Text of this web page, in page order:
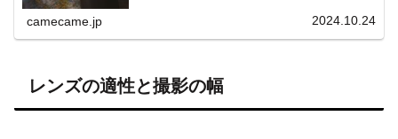
camecame.jp 2024.10.24
レンズの適性と撮影の幅